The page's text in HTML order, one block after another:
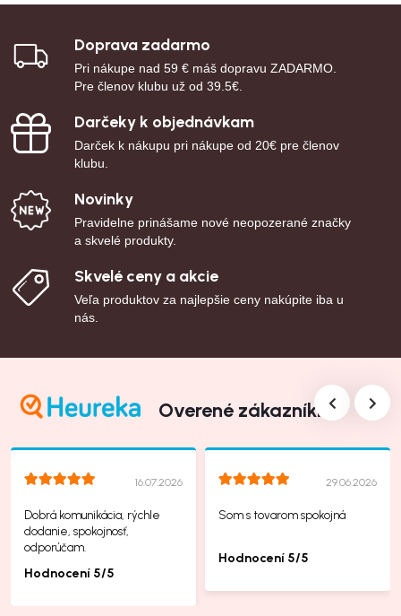
Doprava zadarmo
Pri nákupe nad 59 € máš dopravu ZADARMO.
Pre členov klubu už od 39.5€.
Darčeky k objednávkam
Darček k nákupu pri nákupe od 20€ pre členov
klubu.
Novinky
Pravidelne prinášame nové neopozerané značky
a skvelé produkty.
Skvelé ceny a akcie
Veľa produktov za najlepšie ceny nakúpite iba u
nás.
Overené zákazníkmi
16.07.2026
Dobrá komunikácia, rýchle
dodanie, spokojnosť,
odporúčam.
Hodnocení 5/5
29.06.2026
Som s tovarom spokojná
Hodnocení 5/5